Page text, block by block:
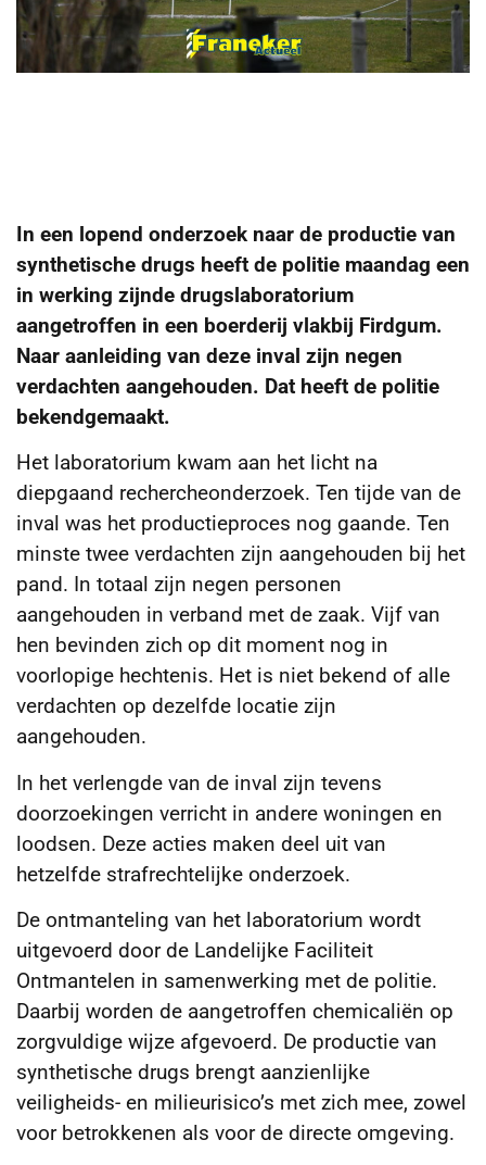
In een lopend onderzoek naar de productie van
synthetische drugs heeft de politie maandag een
in werking zijnde drugslaboratorium
aangetroffen in een boerderij vlakbij Firdgum.
Naar aanleiding van deze inval zijn negen
verdachten aangehouden. Dat heeft de politie
bekendgemaakt.
Het laboratorium kwam aan het licht na
diepgaand rechercheonderzoek. Ten tijde van de
inval was het productieproces nog gaande. Ten
minste twee verdachten zijn aangehouden bij het
pand. In totaal zijn negen personen
aangehouden in verband met de zaak. Vijf van
hen bevinden zich op dit moment nog in
voorlopige hechtenis. Het is niet bekend of alle
verdachten op dezelfde locatie zijn
aangehouden.
In het verlengde van de inval zijn tevens
doorzoekingen verricht in andere woningen en
loodsen. Deze acties maken deel uit van
hetzelfde strafrechtelijke onderzoek.
De ontmanteling van het laboratorium wordt
uitgevoerd door de Landelijke Faciliteit
Ontmantelen in samenwerking met de politie.
Daarbij worden de aangetroffen chemicaliën op
zorgvuldige wijze afgevoerd. De productie van
synthetische drugs brengt aanzienlijke
veiligheids- en milieurisico’s met zich mee, zowel
voor betrokkenen als voor de directe omgeving.